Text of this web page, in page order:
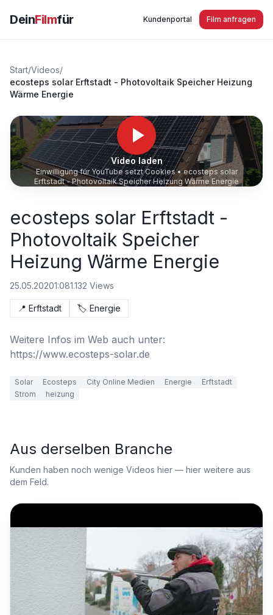
DeinFilmfür Kundenportal Film anfragen
Start/Videos/
ecosteps solar Erftstadt - Photovoltaik Speicher Heizung
Wärme Energie
Video laden
Einwilligung für YouTube setzt Cookies •ecosteps solar
Erftstadt - Photovoltaik Speicher Heizung Wärme Energie
ecosteps solar Erftstadt -
Photovoltaik Speicher
Heizung Wärme Energie
25.05.20201:081.132 Views
📍 Erftstadt 🏷️ Energie
Weitere Infos im Web auch unter:
https://www.ecosteps-solar.de
Solar Ecosteps City Online Medien Energie
Erftstadt
Strom
heizung
Aus derselben Branche
Kunden haben noch wenige Videos hier — hier weitere aus
dem Feld.